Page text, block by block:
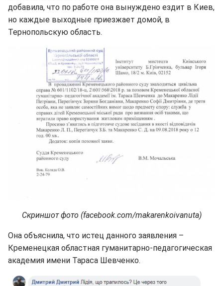
добавила, что по работе она вынуждено ездит в Киев,
но каждые выходные приезжает домой, в
Тернопольскую область.
Скриншот фото (facebook.com/makarenkoivanuta)
Она объяснила, что истец данного заявления –
Кременецкая областная гуманитарно-педагогическая
академия имени Тараса Шевченко.